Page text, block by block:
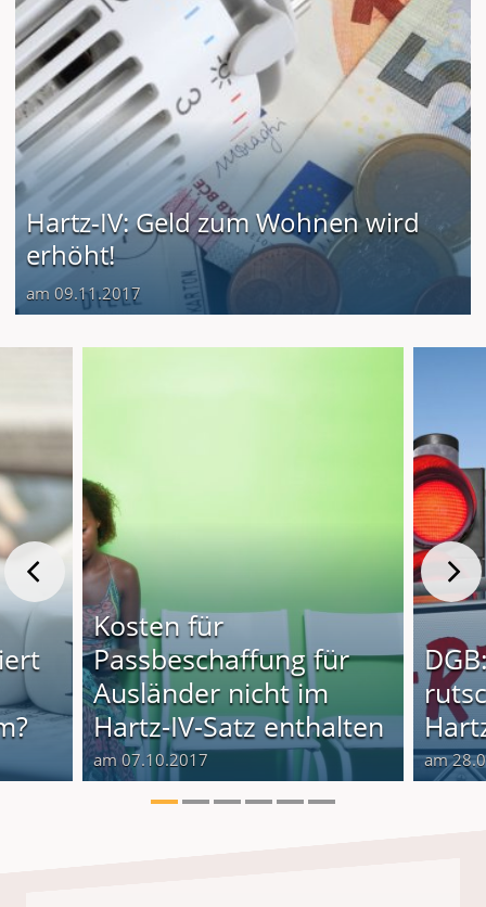
Hartz-IV: Geld zum Wohnen wird
erhöht!
am 09.11.2017
Kosten für
Passbeschaffung für
Ausländer nicht im
Hartz-IV-Satz enthalten
am 07.10.2017 am